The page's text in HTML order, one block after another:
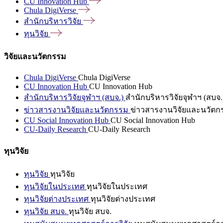
Chula DigiVerse
สำนักบริหารวิจัย
ทุนวิจัย
วิจัยและนวัตกรรม
Chula DigiVerse Chula DigiVerse
CU Innovation Hub CU Innovation Hub
สำนักบริหารวิจัยจุฬาฯ (สบจ.) สำนักบริหารวิจัยจุฬาฯ (สบจ
ข่าวสารงานวิจัยและนวัตกรรม ข่าวสารงานวิจัยและนวัตก
CU Social Innovation Hub CU Social Innovation Hub
CU-Daily Research CU-Daily Research
ทุนวิจัย
ทุนวิจัย ทุนวิจัย
ทุนวิจัยในประเทศ ทุนวิจัยในประเทศ
ทุนวิจัยต่างประเทศ ทุนวิจัยต่างประเทศ
ทุนวิจัย สบจ. ทุนวิจัย สบจ.